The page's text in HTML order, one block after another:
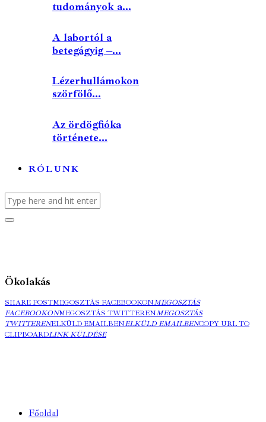
tudományok a...
A labortól a
betegágyig –...
Lézerhullámokon
szörfölő...
Az ördögfióka
története...
RÓLUNK
Ökolakás
SHARE POSTMEGOSZTÁS FACEBOOKONMEGOSZTÁS
FACEBOOKONMEGOSZTÁS TWITTERENMEGOSZTÁS
TWITTERENELKÜLD EMAILBENELKÜLD EMAILBENCOPY URL TO
CLIPBOARDLINK KÜLDÉSE
Főoldal